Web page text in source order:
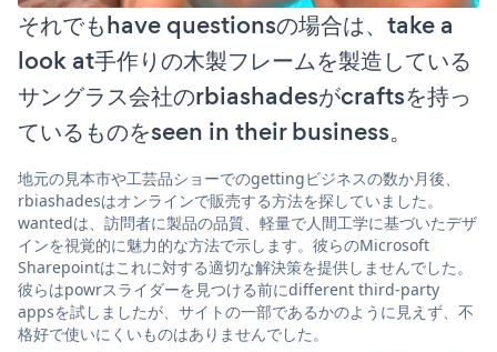
それでもhave questionsの場合は、take a
look at手作りの木製フレームを製造している
サングラス会社のrbiashadesがcraftsを持っ
ているものをseen in their business。
地元の見本市や工芸品ショーでのgettingビジネスの数か月後、
rbiashadesはオンラインで販売する方法を探していました。
wantedは、訪問者に製品の品質、軽量で人間工学に基づいたデザ
インを視覚的に魅力的な方法で示します。彼らのMicrosoft
Sharepointはこれに対する適切な解決策を提供しませんでした。
彼らはpowrスライダーを見つける前にdifferent third-party
appsを試しましたが、サイトの一部であるかのように見えず、不
格好で使いにくいものはありませんでした。